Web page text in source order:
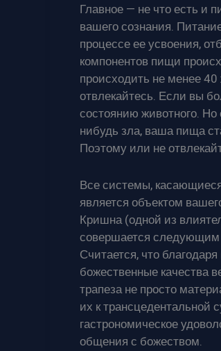
Главное — не что есть и
вашего сознания.
процессе ее усвоения,
компонентов пищи
происходить не менее
отвлекайтесь. Если вы
состоянию животного.
нибудь зла, ваша пища
Поэтому или не
Все системы,
является объектом
Кришна (одной из
совершается
Считается, что
божественные качества
трапеза не просто
их к трансцедентальной
гастрономическое
общения с божеством.